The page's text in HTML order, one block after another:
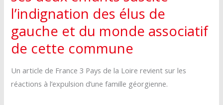
l’indignation des élus de
gauche et du monde associatif
de cette commune
Un article de France 3 Pays de la Loire revient sur les
réactions à l’expulsion d’une famille géorgienne.